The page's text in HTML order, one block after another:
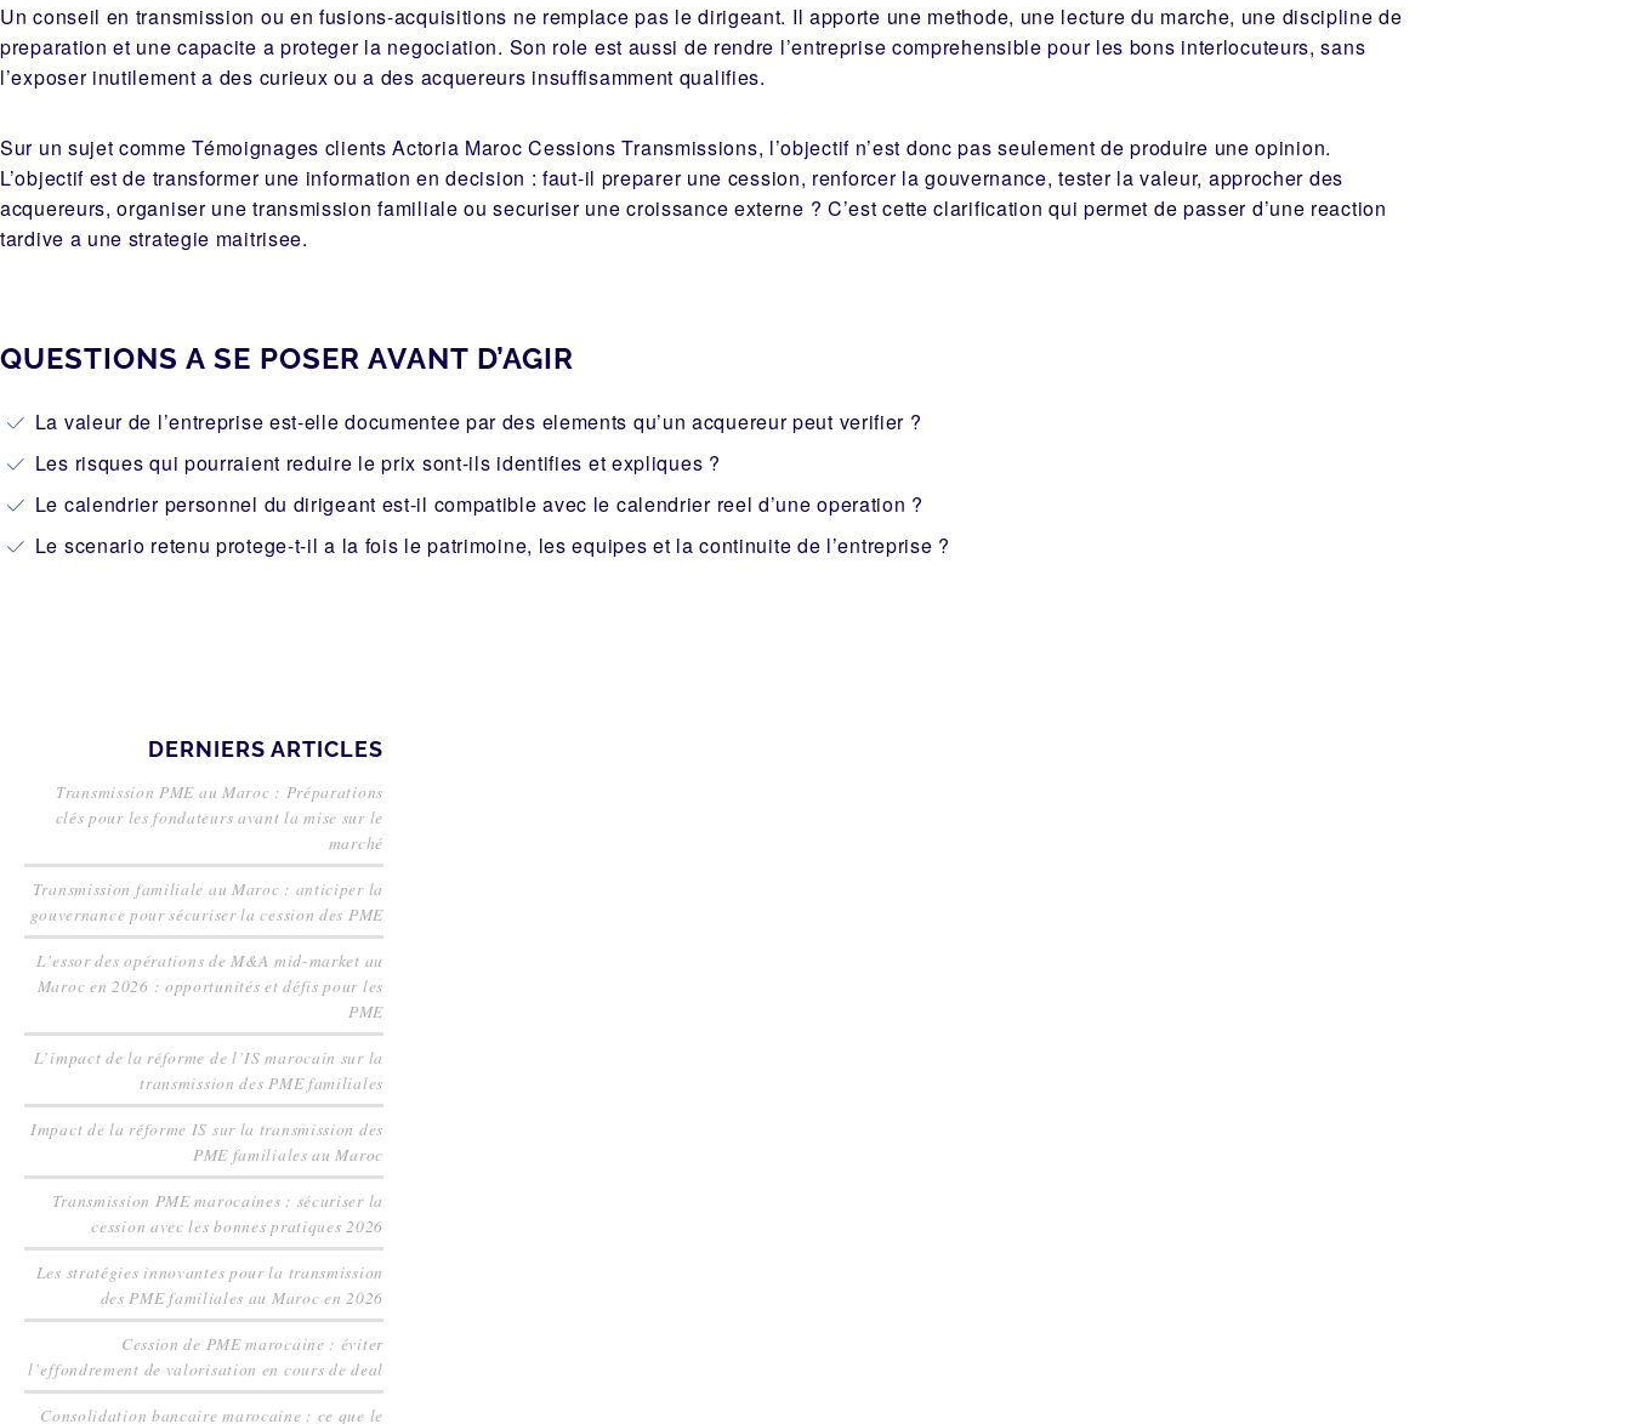
Un conseil en transmission ou en fusions-acquisitions ne remplace pas le dirigeant. Il apporte une methode, une lecture du marche, une discipline de
preparation et une capacite a proteger la negociation. Son role est aussi de rendre l’entreprise comprehensible pour les bons interlocuteurs, sans
l’exposer inutilement a des curieux ou a des acquereurs insuffisamment qualifies.
Sur un sujet comme Témoignages clients Actoria Maroc Cessions Transmissions, l’objectif n’est donc pas seulement de produire une opinion.
L’objectif est de transformer une information en decision : faut-il preparer une cession, renforcer la gouvernance, tester la valeur, approcher des
acquereurs, organiser une transmission familiale ou securiser une croissance externe ? C’est cette clarification qui permet de passer d’une reaction
tardive a une strategie maitrisee.
QUESTIONS A SE POSER AVANT D’AGIR
La valeur de l’entreprise est-elle documentee par des elements qu’un acquereur peut verifier ?
Les risques qui pourraient reduire le prix sont-ils identifies et expliques ?
Le calendrier personnel du dirigeant est-il compatible avec le calendrier reel d’une operation ?
Le scenario retenu protege-t-il a la fois le patrimoine, les equipes et la continuite de l’entreprise ?
DERNIERS ARTICLES
Transmission PME au Maroc : Préparations
clés pour les fondateurs avant la mise sur le
marché
Transmission familiale au Maroc : anticiper la
gouvernance pour sécuriser la cession des PME
L’essor des opérations de M&A mid-market au
Maroc en 2026 : opportunités et défis pour les
PME
L’impact de la réforme de l’IS marocain sur la
transmission des PME familiales
Impact de la réforme IS sur la transmission des
PME familiales au Maroc
Transmission PME marocaines : sécuriser la
cession avec les bonnes pratiques 2026
Les stratégies innovantes pour la transmission
des PME familiales au Maroc en 2026
Cession de PME marocaine : éviter
l’effondrement de valorisation en cours de deal
Consolidation bancaire marocaine : ce que le